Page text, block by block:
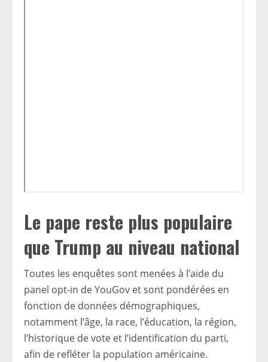
Le pape reste plus populaire
que Trump au niveau national
Toutes les enquêtes sont menées à l’aide du
panel opt-in de YouGov et sont pondérées en
fonction de données démographiques,
notamment l’âge, la race, l’éducation, la région,
l’historique de vote et l’identification du parti,
afin de refléter la population américaine.